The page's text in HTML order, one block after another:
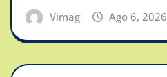
Vimag Ago 6, 2026